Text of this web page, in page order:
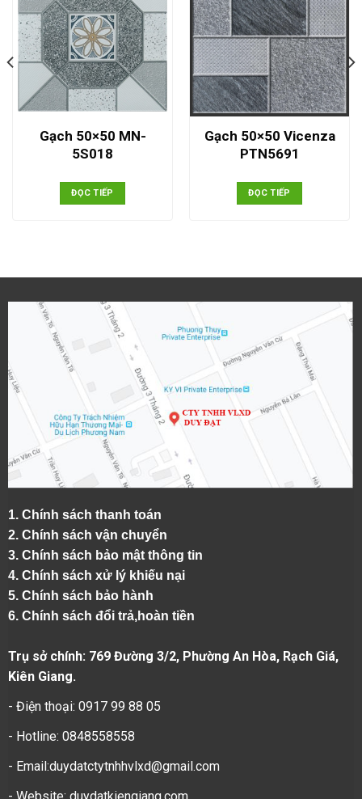
Gạch 50×50 MN-
5S018
ĐỌC TIẾP
Gạch 50×50 Vicenza
PTN5691
ĐỌC TIẾP
1. Chính sách thanh toán
2. Chính sách vận chuyển
3. Chính sách bảo mật thông tin
4. Chính sách xử lý khiếu nại
5. Chính sách bảo hành
6. Chính sách đổi trả,hoàn tiền
Trụ sở chính: 769 Đường 3/2, Phường An Hòa, Rạch Giá,
Kiên Giang.
- Điện thoại: 0917 99 88 05
- Hotline: 0848558558
- Email:duydatctytnhhvlxd@gmail.com
- Website: duydatkiengiang.com